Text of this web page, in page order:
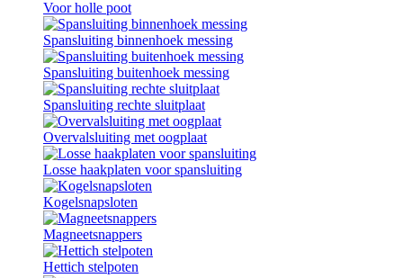
Voor holle poot
Spansluiting binnenhoek messing
Spansluiting buitenhoek messing
Spansluiting rechte sluitplaat
Overvalsluiting met oogplaat
Losse haakplaten voor spansluiting
Kogelsnapsloten
Magneetsnappers
Hettich stelpoten